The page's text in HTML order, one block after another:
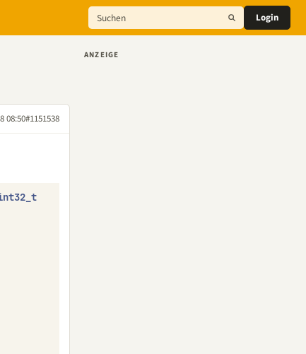
Login
08:50#1151538
ANZEIGE